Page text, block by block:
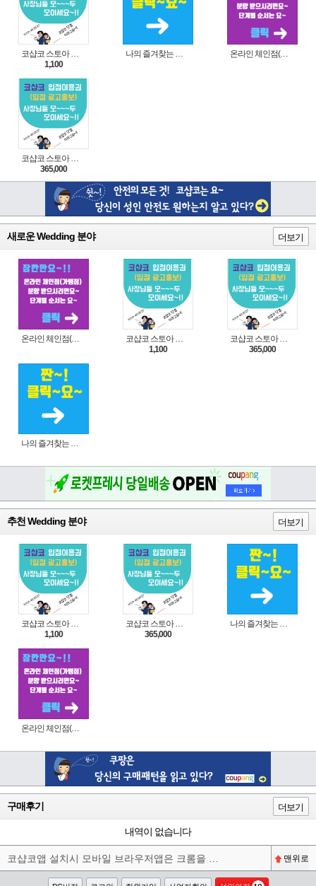
1,100
온라인 체인점(가맹점) 분양순서(필독)
365,000
새로운 Wedding 분야 더보기
온라인 체인점(가맹점) 분양순서(필독)
1,100
365,000
나의 즐겨찾는 상품 리스트로 편리하게 주문하세요~(쿠팡 다이나믹 배너)
추천 Wedding 분야 더보기
코샵코 스토아 입점 1일 이용권
1,100
코샵코 스토아 입점 1년 이용권
365,000
나의 즐겨찾는 상품 리스트로 편리하게 주문하세요~(쿠팡 다이나믹 배너)
온라인 체인점(가맹점) 분양순서(필독)
구매후기 더보기
내역이 없습니다
코샵코앱 설치시 모바일 브라우저앱은 크롬을 권장합니다^^ 맨위로